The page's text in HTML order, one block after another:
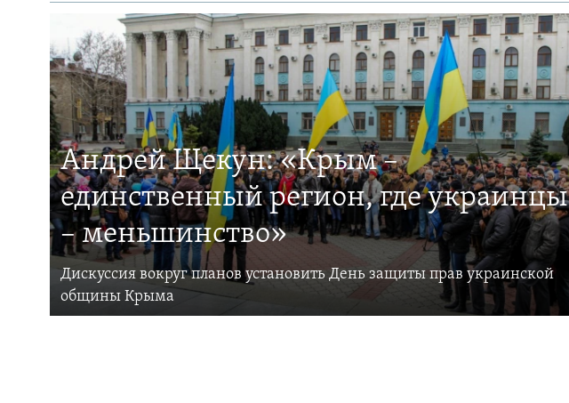
Андрей Щекун: «Крым –
единственный регион, где украинцы
– меньшинство»
Дискуссия вокруг планов установить День защиты прав украинской
общины Крыма